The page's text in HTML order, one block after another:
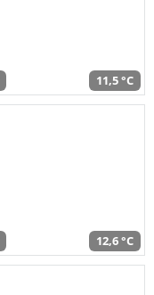
11,5 °C
12,6 °C